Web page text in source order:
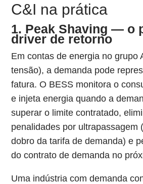
C&I na prática
1. Peak Shaving — o
driver de retorno
Em contas de energia no grupo
tensão), a demanda pode
fatura. O BESS monitora o
e injeta energia quando a
superar o limite contratado,
penalidades por ultrapassagem
dobro da tarifa de demanda) e
do contrato de demanda no
Uma indústria com demanda